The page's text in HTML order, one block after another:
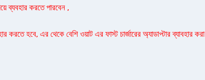
ব্যবহার করতে পারবেন ,
করতে হবে, এর থেকে বেশি ওয়াট এর ফাস্ট চার্জারের অ্যাডাপ্টার ব্যাবহার